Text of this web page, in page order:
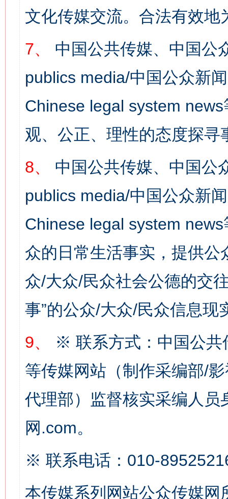
文化传媒交流。合法有效地
7、
中国公共传媒、中国公
publics media/中国公众新
Chinese legal system
观、公正、理性的态度探寻
8、
中国公共传媒、中国公
publics media/中国公众新
Chinese legal system
众的日常生活事实，提供
众/大众/民众社会公德的交
事”的公众/大众/民众信息现
9、
※ 联系方式：中国公共
等传媒网站（制作采编部/
代理部）监督核实采编人员
网.com。
※ 联系电话：010-
本传媒系列网站公众传媒
网上购药对药下症？
今